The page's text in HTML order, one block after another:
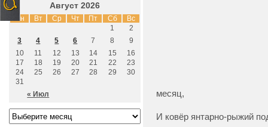
месяц,
И ковёр янтарно-рыжий
Август 2026
Пн Вт Ср Чт Пт Сб Вс
« Июл
1
2
3
4 5 6 7 8
9
10
11 12 13 14 15
16
17
18 19 20 21 22
23
24
25 26 27 28 29
30
31